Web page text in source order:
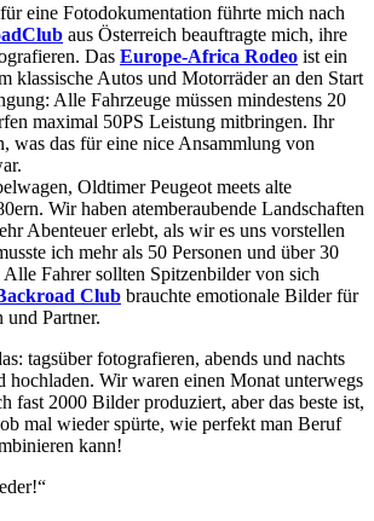
eine Fotodokumentation führte mich nach
aus Österreich beauftragte mich, ihre
Das Europe-Africa Rodeo ist ein
klassische Autos und Motorräder an den Start
Alle Fahrzeuge müssen mindestens 20
maximal 50PS Leistung mitbringen. Ihr
was das für eine nice Ansammlung von
Oldtimer Peugeot meets alte
Wir haben atemberaubende Landschaften
Abenteuer erlebt, als wir es uns vorstellen
ich mehr als 50 Personen und über 30
Alle Fahrer sollten Spitzenbilder von sich
Club brauchte emotionale Bilder für
und Partner.
tagsüber fotografieren, abends und nachts
hochladen. Wir waren einen Monat unterwegs
fast 2000 Bilder produziert, aber das beste ist,
mal wieder spürte, wie perfekt man Beruf
kann!